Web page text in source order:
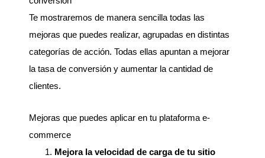
Te mostraremos de manera sencilla todas las
mejoras que puedes realizar, agrupadas en distintas
categorías de acción. Todas ellas apuntan a mejorar
la tasa de conversión y aumentar la cantidad de
clientes.
Mejoras que puedes aplicar en tu plataforma e-
commerce
Mejora la velocidad de carga de tu sitio